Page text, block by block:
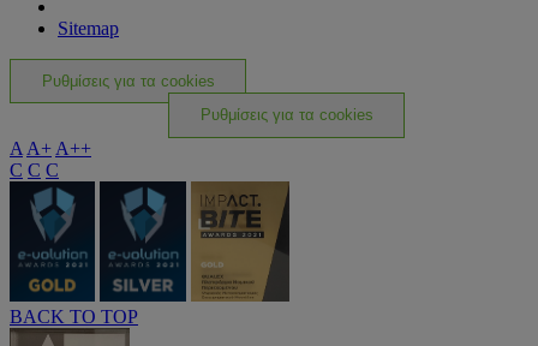
Sitemap
Ρυθμίσεις για τα cookies
Ρυθμίσεις για τα cookies
A A+ A++
C C C
BACK TO TOP